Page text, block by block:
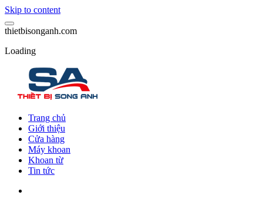
Skip to content
thietbisonganh.com
Loading
Trang chủ
Giới thiệu
Cửa hàng
Máy khoan
Khoan từ
Tin tức